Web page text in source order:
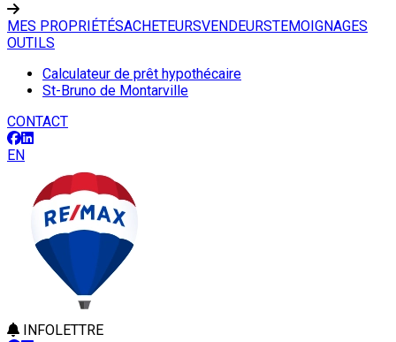
MES PROPRIÉTÉSACHETEURSVENDEURSTEMOIGNAGES
OUTILS
Calculateur de prêt hypothécaire
St-Bruno de Montarville
CONTACT
EN
INFOLETTRE